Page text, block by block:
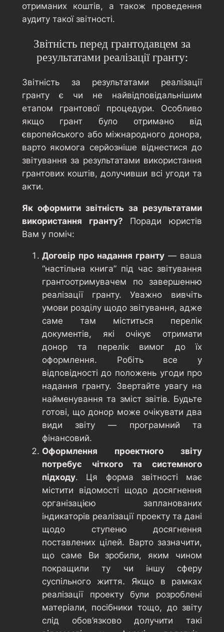
отриманих коштів, а також проведення
аудиту такої звітності.
Звітність перед грантодавцем за
результатами реалізації гранту:
Звітність за результатами реалізації
гранту є чи не найвідповідальнішим
етапом грантової процедури. Особливо
якщо грант було отримано від
європейського або міжнародного донора,
варто якомога серйозніше віднестися до
звітування за результатами використання
грантових коштів, долучивши всі угоди та
акти.
Як оформити звітність за результатами
використання гранту? Поради юристів
Вам у поміч:
Договір про надання гранту — ваша
“настільна книга” під час звітування
грантоотримувачем по завершенню
реалізації гранту. Уважно вивчіть
умови розділу щодо звітування, адже
саме там міститься перелік
документів, які очікує отримати
донор та перелік вимог до їх
оформлення. Робіть все у
відповідності до положень угоди про
надання гранту. Звертайте увагу на
найменування та зміст звітів. Будьте
готові, що донор може очікувати два
види звіту — програмний та
фінансовий.
Оформлення проектного звіту
потребує чіткого та системного
підходу. Ця форма звітності має
містити відомості щодо досягнення
організацією запланованих
індикаторів реалізації проекту та дані
щодо ступеню досягнення
поставлених цілей. Варто зазначити,
що саме Ви зробили, яким чином
покращили ту чи іншу сферу
суспільного життя. Якщо в рамках
реалізації проекту були розроблені
матеріали, посібники тощо, до звіту
слід обов’язково долучити такі